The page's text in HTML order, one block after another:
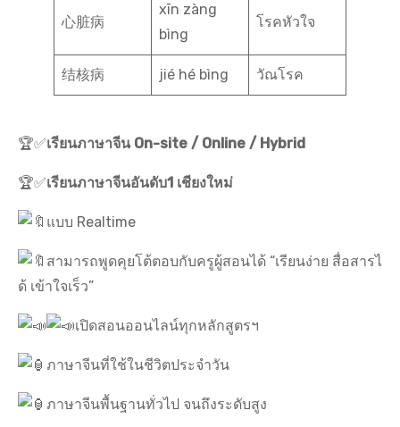
心脏病
xīn zàng
bìng
โรคหัวใจ
结核病 jié hé bìng วัณโรค
🏆✅เรียนภาษาจีน On-site / Online / Hybrid
🏆✅เรียนภาษาจีนอันดับ1 เชียงใหม่
แบบ Realtime
สามารถพูดคุยโต้ตอบกับครูผู้สอนได้ “เรียนง่าย สื่อสารไ
ด้ เข้าใจเร็ว”
เปิดสอนออนไลน์ทุกหลักสูตรฯ
ภาษาจีนที่ใช้ในชีวิตประจำวัน
ภาษาจีนพื้นฐานทั่วไป จนถึงระดับสูง